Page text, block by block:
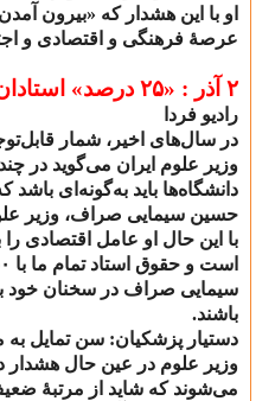
او با این هشدار که «بیرون
عرصهٔ فرهنگی و اقتصادی و
۲ آذر : «۲۵ درصد»
رادیو فردا
در سال‌های اخیر، شمار
وزیر علوم ایران می‌گوید در
دانشگاه‌ها باید به‌گونه‌ای
حسین سیمایی صراف، وزیر
با این حال او عامل اقتصادی
است و حقوق استاد تمام ما با
سیمایی صراف در سخنان خود
باشند.
دستیار پزشکیان: سن تمایل به
وزیر علوم در عین حال هشدار
می‌شوند که شاید از مرتبهٔ